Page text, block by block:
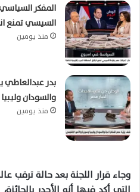
المفكر
السيسي تمنع
منذ يومين
بدر عبدالعاطي
والسودان
منذ يومين
وجاء قرار اللجنة بعد حالة ترقب